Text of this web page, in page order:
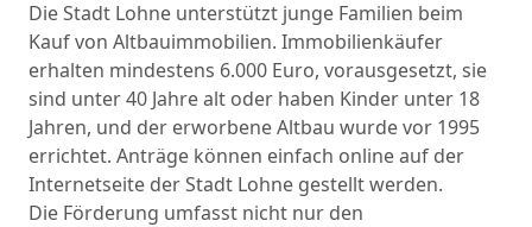
Die Stadt Lohne unterstützt junge Familien beim
Kauf von Altbauimmobilien. Immobilienkäufer
erhalten mindestens 6.000 Euro, vorausgesetzt, sie
sind unter 40 Jahre alt oder haben Kinder unter 18
Jahren, und der erworbene Altbau wurde vor 1995
errichtet. Anträge können einfach online auf der
Internetseite der Stadt Lohne gestellt werden.
Die Förderung umfasst nicht nur den